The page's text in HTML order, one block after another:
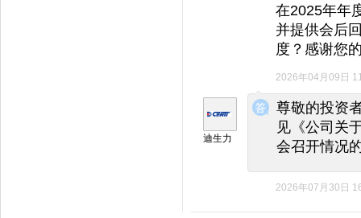
在2025年年
并提供会后
度？感谢您
2026年04月09日
◆
◆
迪生力
尊敬的投资
见《公司关
会召开情况
2026年07月30日